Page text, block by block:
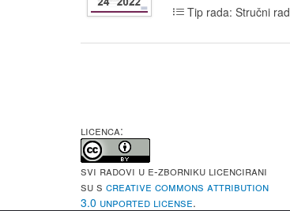
Tip rada: Stručni rad
LICENCA:
Svi radovi u e-Zborniku licencirani
su s Creative Commons Attribution
3.0 Unported License.